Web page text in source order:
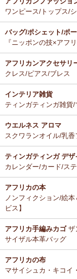
ーナー新入荷！
12/16：ガウチョパン
新作登場！～楽ちん
12/16：キテンゲ 本
キテンゲ◇ハイクオ
技×アフリカの色』
12/4：ティンガティ
名ごとに2つのカテ
→ 作家名 A―L
12/4：ティンガティ
入荷！
私たちバラカは、チ
らも大切に紹介して
ナー新入荷！
12/3：巻くポーチ 〈
荷！
12/3：ティンガティ
名ごとに2つのカテゴ
→ 作家名 A―L
11/25：ティンガティ
とても美味しくて毎
す。
Ａ さまより ティ
ドゥケさんの画は数
ることにしました。
バラカの紅茶は香り
だきます。
Ｓ さまより キテ
以前プレゼントでい
日使っています。
今回同じ「中サイズ
で、1センチくらい心
でもこちらもカワイイ
ミルクティーに合わせ
非常に良く、長く家族
M さまより キテ
ム リバーシブル
ワンピース/トップス/
バッグ/ポシェット/ポ
『ニッポンの技×アフ
アフリカンアクセサリ
クレス/ピアス/ブレス
インテリア雑貨
ティンガティンガ雑貨
ウエルネス アロマ
スクワランオイル/乳
ティンガティンガ デ
カレンダー/カード/ス
アフリカの本
ノンフィクション/絵
ビス】
アフリカ手編みカゴザ
サイザル本革バッグ
アフリカの布
マサイシュカ・キコイ